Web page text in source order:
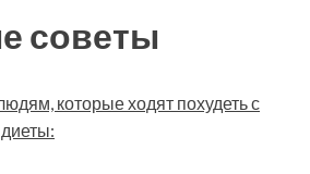
советы
которые ходят похудеть с